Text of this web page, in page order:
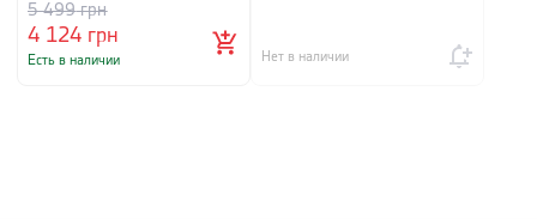
4 124 грн
5 499грн
Есть в наличии Нет в наличии